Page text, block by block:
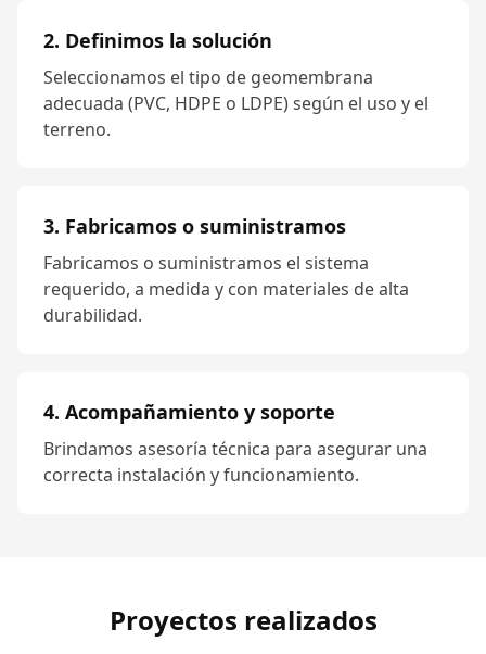
2. Definimos la solución
Seleccionamos el tipo de geomembrana
adecuada (PVC, HDPE o LDPE) según el uso y el
terreno.
3. Fabricamos o suministramos
Fabricamos o suministramos el sistema
requerido, a medida y con materiales de alta
durabilidad.
4. Acompañamiento y soporte
Brindamos asesoría técnica para asegurar una
correcta instalación y funcionamiento.
Proyectos realizados